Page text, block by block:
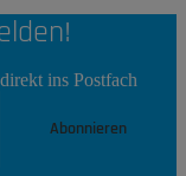
ins Postfach
Abonnieren